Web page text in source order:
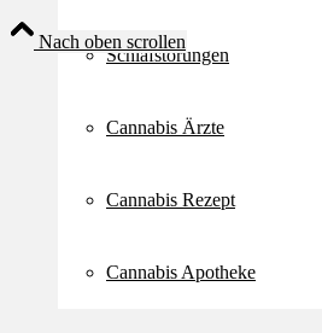
Schlafstörungen
Cannabis Ärzte
Cannabis Rezept
Cannabis Apotheke
Nach oben scrollen